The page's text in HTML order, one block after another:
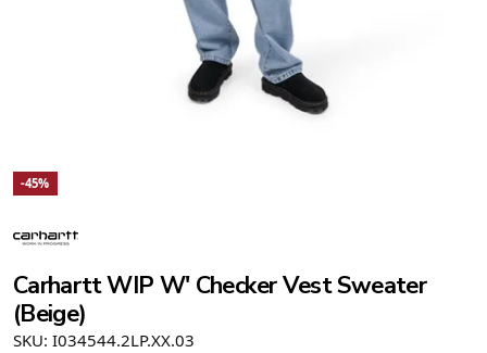
-45%
Carhartt WIP W' Checker Vest Sweater
(Beige)
SKU: I034544.2LP.XX.03